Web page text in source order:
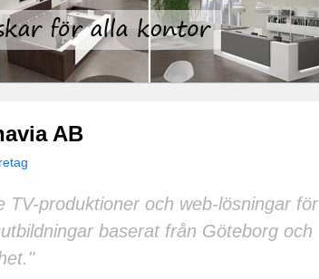
AB
produktioner och web-lösningar för
baserat från Göteborg och